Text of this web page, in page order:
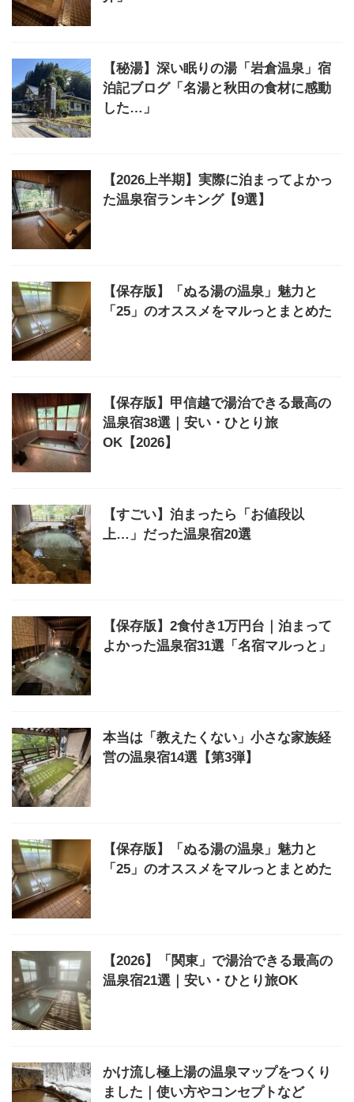
【秘湯】深い眠りの湯「岩倉温泉」宿
泊記ブログ「名湯と秋田の食材に感動
した…」
【2026上半期】実際に泊まってよかっ
た温泉宿ランキング【9選】
【保存版】「ぬる湯の温泉」魅力と
「25」のオススメをマルっとまとめた
【保存版】甲信越で湯治できる最高の
温泉宿38選｜安い・ひとり旅
OK【2026】
【すごい】泊まったら「お値段以
上…」だった温泉宿20選
【保存版】2食付き1万円台｜泊まって
よかった温泉宿31選「名宿マルっと」
本当は「教えたくない」小さな家族経
営の温泉宿14選【第3弾】
【保存版】「ぬる湯の温泉」魅力と
「25」のオススメをマルっとまとめた
【2026】「関東」で湯治できる最高の
温泉宿21選｜安い・ひとり旅OK
かけ流し極上湯の温泉マップをつくり
ました｜使い方やコンセプトなど